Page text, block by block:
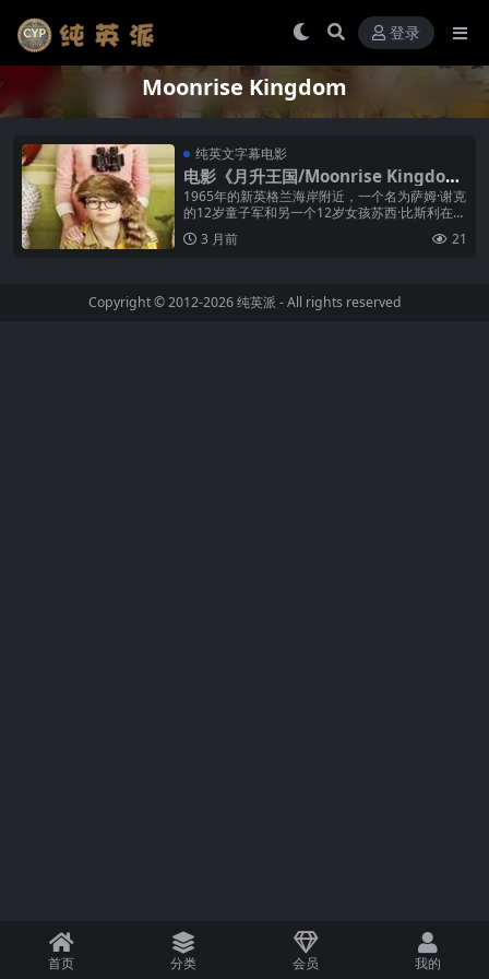
登录
Moonrise Kingdom
纯英文字幕电影
电影《月升王国/Moonrise Kingdo
m》纯英文字幕高清MP4下载
1965年的新英格兰海岸附近，一个名为萨姆·谢克
的12岁童子军和另一个12岁女孩苏西·比斯利在萨
姆父母主办的夏令营中相遇。两个早熟的灵魂一
见如故，他们发现彼此都...
3 月前 21
Copyright © 2012-2026纯英派 - All rights reserved
首页 分类 会员 我的